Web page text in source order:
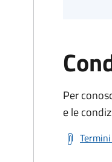
Per
e le